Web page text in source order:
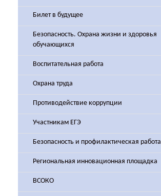
Билет в будущее
Безопасность. Охрана жизни и здоровья
обучающихся
Воспитательная работа
Охрана труда
Противодействие коррупции
Участникам ЕГЭ
Безопасность и профилактическая работа
Региональная инновационная площадка
ВСОКО